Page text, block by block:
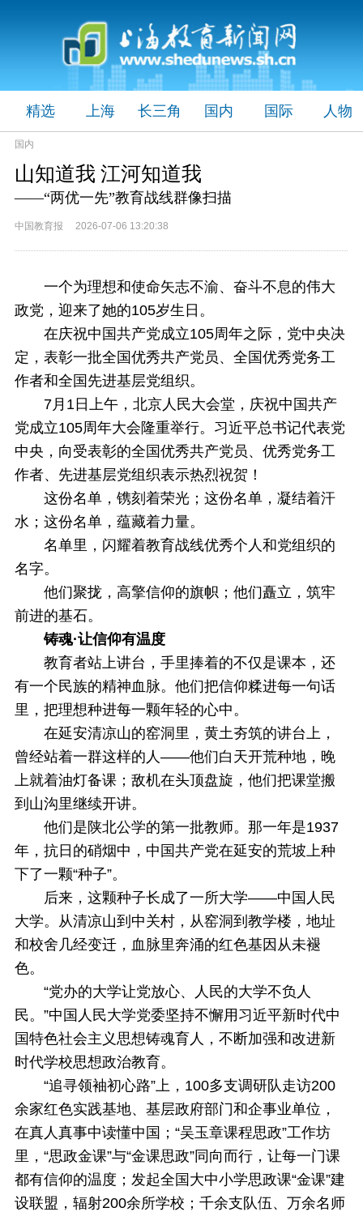
精选 上海 长三角 国内 国际 人物
国内
山知道我 江河知道我
——“两优一先”教育战线群像扫描
中国教育报 2026-07-06 13:20:38
一个为理想和使命矢志不渝、奋斗不息的伟大
政党，迎来了她的105岁生日。
在庆祝中国共产党成立105周年之际，党中央决
定，表彰一批全国优秀共产党员、全国优秀党务工
作者和全国先进基层党组织。
7月1日上午，北京人民大会堂，庆祝中国共产
党成立105周年大会隆重举行。习近平总书记代表党
中央，向受表彰的全国优秀共产党员、优秀党务工
作者、先进基层党组织表示热烈祝贺！
这份名单，镌刻着荣光；这份名单，凝结着汗
水；这份名单，蕴藏着力量。
名单里，闪耀着教育战线优秀个人和党组织的
名字。
他们聚拢，高擎信仰的旗帜；他们矗立，筑牢
前进的基石。
铸魂·让信仰有温度
教育者站上讲台，手里捧着的不仅是课本，还
有一个民族的精神血脉。他们把信仰糅进每一句话
里，把理想种进每一颗年轻的心中。
在延安清凉山的窑洞里，黄土夯筑的讲台上，
曾经站着一群这样的人——他们白天开荒种地，晚
上就着油灯备课；敌机在头顶盘旋，他们把课堂搬
到山沟里继续开讲。
他们是陕北公学的第一批教师。那一年是1937
年，抗日的硝烟中，中国共产党在延安的荒坡上种
下了一颗“种子”。
后来，这颗种子长成了一所大学——中国人民
大学。从清凉山到中关村，从窑洞到教学楼，地址
和校舍几经变迁，血脉里奔涌的红色基因从未褪
色。
“党办的大学让党放心、人民的大学不负人
民。”中国人民大学党委坚持不懈用习近平新时代中
国特色社会主义思想铸魂育人，不断加强和改进新
时代学校思想政治教育。
“追寻领袖初心路”上，100多支调研队走访200
余家红色实践基地、基层政府部门和企事业单位，
在真人真事中读懂中国；“吴玉章课程思政”工作坊
里，“思政金课”与“金课思政”同向而行，让每一门课
都有信仰的温度；发起全国大中小学思政课“金课”建
设联盟，辐射200余所学校；千余支队伍、万余名师